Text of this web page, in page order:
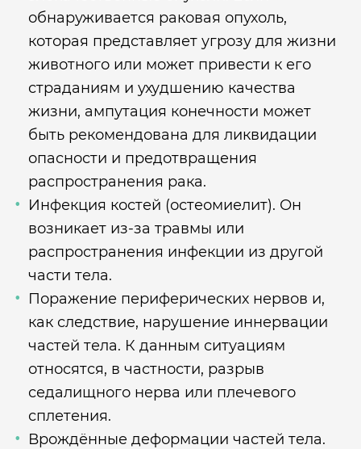
обнаруживается раковая опухоль,
которая представляет угрозу для жизни
животного или может привести к его
страданиям и ухудшению качества
жизни, ампутация конечности может
быть рекомендована для ликвидации
опасности и предотвращения
распространения рака.
Инфекция костей (остеомиелит). Он
возникает из-за травмы или
распространения инфекции из другой
части тела.
Поражение периферических нервов и,
как следствие, нарушение иннервации
частей тела. К данным ситуациям
относятся, в частности, разрыв
седалищного нерва или плечевого
сплетения.
Врождённые деформации частей тела.